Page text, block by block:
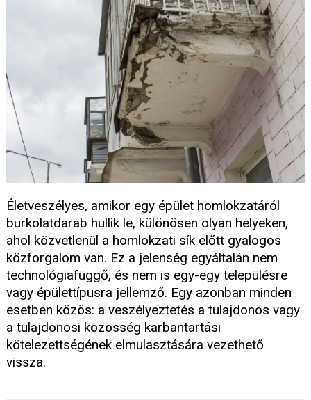
Életveszélyes, amikor egy épület homlokzatáról
burkolatdarab hullik le, különösen olyan helyeken,
ahol közvetlenül a homlokzati sík előtt gyalogos
közforgalom van. Ez a jelenség egyáltalán nem
technológiafüggő, és nem is egy-egy településre
vagy épülettípusra jellemző. Egy azonban minden
esetben közös: a veszélyeztetés a tulajdonos vagy
a tulajdonosi közösség karbantartási
kötelezettségének elmulasztására vezethető
vissza.